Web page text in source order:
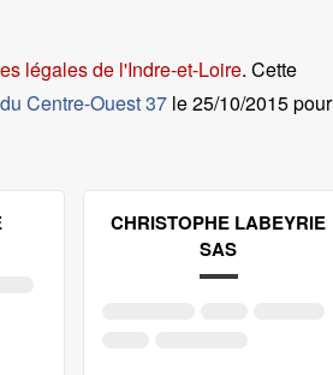
légales de l'Indre-et-Loire. Cette
Centre-Ouest 37 le25/10/2015 pour
CHRISTOPHE LABEYRIE
SAS